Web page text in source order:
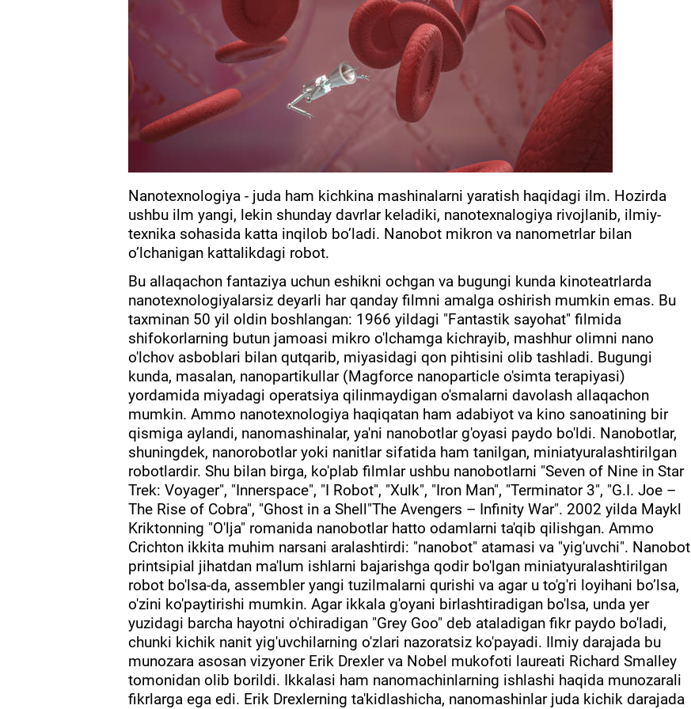
Nanotexnologiya - juda ham kichkina mashinalarni yaratish haqidagi ilm. Hozirda
ushbu ilm yangi, lekin shunday davrlar keladiki, nanotexnalogiya rivojlanib, ilmiy-
texnika sohasida katta inqilob bo’ladi. Nanobot mikron va nanometrlar bilan
o’lchanigan kattalikdagi robot.
Bu allaqachon fantaziya uchun eshikni ochgan va bugungi kunda kinoteatrlarda
nanotexnologiyalarsiz deyarli har qanday filmni amalga oshirish mumkin emas. Bu
taxminan 50 yil oldin boshlangan: 1966 yildagi "Fantastik sayohat" filmida
shifokorlarning butun jamoasi mikro o'lchamga kichrayib, mashhur olimni nano
o'lchov asboblari bilan qutqarib, miyasidagi qon pihtisini olib tashladi. Bugungi
kunda, masalan, nanopartikullar (Magforce nanoparticle o'simta terapiyasi)
yordamida miyadagi operatsiya qilinmaydigan o'smalarni davolash allaqachon
mumkin. Ammo nanotexnologiya haqiqatan ham adabiyot va kino sanoatining bir
qismiga aylandi, nanomashinalar, ya'ni nanobotlar g'oyasi paydo bo'ldi. Nanobotlar,
shuningdek, nanorobotlar yoki nanitlar sifatida ham tanilgan, miniatyuralashtirilgan
robotlardir. Shu bilan birga, ko'plab filmlar ushbu nanobotlarni "Seven of Nine in Star
Trek: Voyager", "Innerspace", "I Robot", "Xulk", "Iron Man", "Terminator 3", "G.I. Joe –
The Rise of Cobra", "Ghost in a Shell"The Avengers – Infinity War". 2002 yilda Maykl
Kriktonning "O'lja" romanida nanobotlar hatto odamlarni ta'qib qilishgan. Ammo
Crichton ikkita muhim narsani aralashtirdi: "nanobot" atamasi va "yig'uvchi". Nanobot
printsipial jihatdan ma'lum ishlarni bajarishga qodir bo'lgan miniatyuralashtirilgan
robot bo'lsa-da, assembler yangi tuzilmalarni qurishi va agar u to'g'ri loyihani bo’lsa,
o'zini ko'paytirishi mumkin. Agar ikkala g'oyani birlashtiradigan bo'lsa, unda yer
yuzidagi barcha hayotni o'chiradigan "Grey Goo" deb ataladigan fikr paydo bo'ladi,
chunki kichik nanit yig'uvchilarning o'zlari nazoratsiz ko'payadi. Ilmiy darajada bu
munozara asosan vizyoner Erik Drexler va Nobel mukofoti laureati Richard Smalley
tomonidan olib borildi. Ikkalasi ham nanomachinlarning ishlashi haqida munozarali
fikrlarga ega edi. Erik Drexlerning ta'kidlashicha, nanomashinlar juda kichik darajada